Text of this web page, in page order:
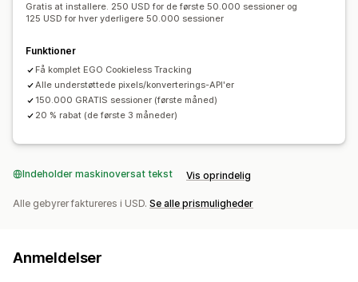
Visualiseringer og rapporter
Kontrolpanel med analyser
Tilpassede rapporter Dataeksport
GDPR-overholdelse
Gratis at installere. 250 USD for de første 50.000 sessioner og
125 USD for hver yderligere 50.000 sessioner
Funktioner
Få komplet EGO Cookieless Tracking
Alle understøttede pixels/konverterings-API'er
150.000 GRATIS sessioner (første måned)
20 % rabat (de første 3 måneder)
Indeholder maskinoversat tekst Vis oprindelig
Alle gebyrer faktureres i USD. Se alle prismuligheder
Anmeldelser